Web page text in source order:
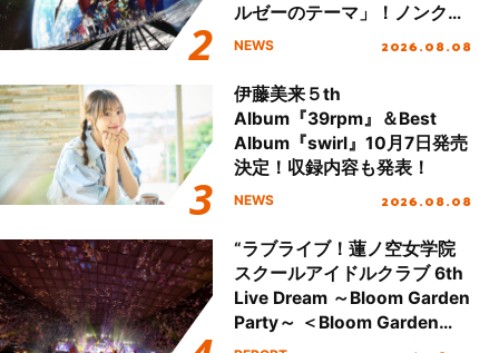
ルゼーのテーマ」！ノンクレ
ジットエンディング映像も公
NEWS 2026.08.08
伊藤美来５th
Album『39rpm』＆Best
Album『swirl』10月7日発売
決定！収録内容も発表！
NEWS 2026.08.08
“ラブライブ！蓮ノ空女学院
スクールアイドルクラブ 6th
Live Dream ～Bloom Garden
Party～ ＜Bloom Garden
Party Stage／埼玉公演＞”